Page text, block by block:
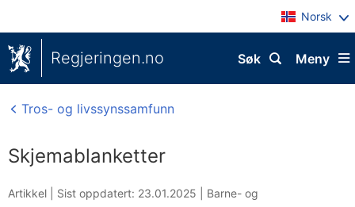
Norsk
Regjeringen.no Meny
Søk
Tros- og livssynssamfunn
Skjemablanketter
Artikkel | Sist oppdatert: 23.01.2025
Barne- og